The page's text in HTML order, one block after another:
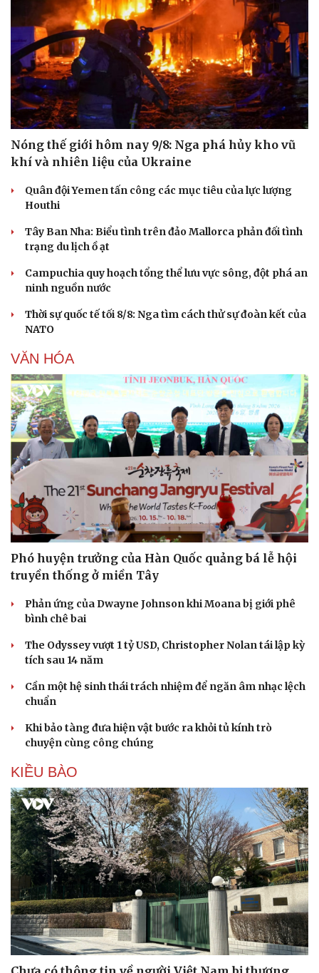
Du lịch
Săn Tour
check-in
Câu chuyện thời sự
Đọc truyện đêm khuya
Kể chuyện cho bé
Cải chính
Nóng thế giới hôm nay 9/8: Nga phá hủy kho vũ
khí và nhiên liệu của Ukraine
Quân đội Yemen tấn công các mục tiêu của lực lượng
Houthi
Tây Ban Nha: Biểu tình trên đảo Mallorca phản đối tình
trạng du lịch ồ ạt
Campuchia quy hoạch tổng thể lưu vực sông, đột phá an
ninh nguồn nước
Thời sự quốc tế tối 8/8: Nga tìm cách thử sự đoàn kết của
NATO
VĂN HÓA
Phó huyện trưởng của Hàn Quốc quảng bá lễ hội
truyền thống ở miền Tây
Phản ứng của Dwayne Johnson khi Moana bị giới phê
bình chê bai
The Odyssey vượt 1 tỷ USD, Christopher Nolan tái lập kỳ
tích sau 14 năm
Cần một hệ sinh thái trách nhiệm để ngăn âm nhạc lệch
chuẩn
Khi bảo tàng đưa hiện vật bước ra khỏi tủ kính trò
chuyện cùng công chúng
KIỀU BÀO